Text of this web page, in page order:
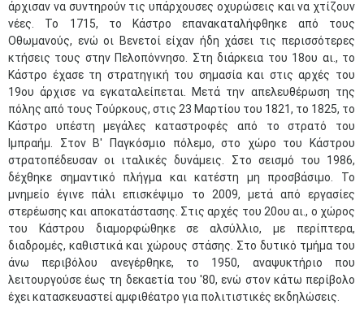
άρχισαν να συντηρούν τις υπάρχουσες οχυρώσεις και να χτίζουν
νέες. Το 1715, το Κάστρο επανακαταλήφθηκε από τους
Οθωμανούς, ενώ οι Βενετοί είχαν ήδη χάσει τις περισσότερες
κτήσεις τους στην Πελοπόννησο. Στη διάρκεια του 18ου αι., το
Κάστρο έχασε τη στρατηγική του σημασία και στις αρχές του
19ου άρχισε να εγκαταλείπεται. Μετά την απελευθέρωση της
πόλης από τους Τούρκους, στις 23 Μαρτίου του 1821, το 1825, το
Κάστρο υπέστη μεγάλες καταστροφές από το στρατό του
Ιμπραήμ. Στον Β' Παγκόσμιο πόλεμο, στο χώρο του Κάστρου
στρατοπέδευσαν οι ιταλικές δυνάμεις. Στο σεισμό του 1986,
δέχθηκε σημαντικό πλήγμα και κατέστη μη προσβάσιμο. Το
μνημείο έγινε πάλι επισκέψιμο το 2009, μετά από εργασίες
στερέωσης και αποκατάστασης. Στις αρχές του 20ου αι., ο χώρος
του Κάστρου διαμορφώθηκε σε αλσύλλιο, με περίπτερα,
διαδρομές, καθιστικά και χώρους στάσης. Στο δυτικό τμήμα του
άνω περιβόλου ανεγέρθηκε, το 1950, αναψυκτήριο που
λειτουργούσε έως τη δεκαετία του '80, ενώ στον κάτω περίβολο
έχει κατασκευαστεί αμφιθέατρο για πολιτιστικές εκδηλώσεις.